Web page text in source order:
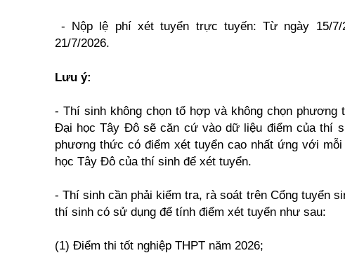
- Nộp lệ phí xét tuyển trực tuyến: Từ ngày 15/7/
21/7/2026.
Lưu ý:
- Thí sinh không chọn tổ hợp và không chọn phương
Đại học Tây Đô sẽ căn cứ vào dữ liệu điểm của thí
phương thức có điểm xét tuyển cao nhất ứng với
học Tây Đô của thí sinh để xét tuyển.
- Thí sinh cần phải kiểm tra, rà soát trên Cổng tuyển
thí sinh có sử dụng để tính điểm xét tuyển như sau:
(1) Điểm thi tốt nghiệp THPT năm 2026;